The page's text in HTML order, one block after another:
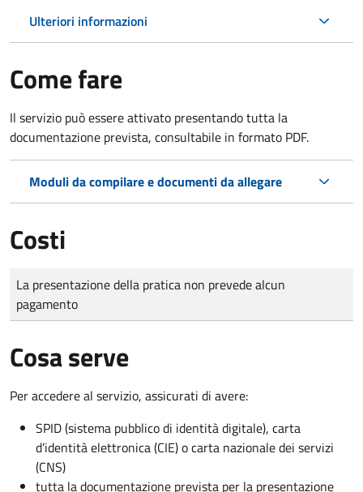
Ulteriori informazioni
Come fare
Il servizio può essere attivato presentando tutta la
documentazione prevista, consultabile in formato PDF.
Moduli da compilare e documenti da allegare
Costi
Tipo di pagamento
Importo
La presentazione della pratica non prevede alcun
pagamento
Cosa serve
Per accedere al servizio, assicurati di avere:
SPID (sistema pubblico di identità digitale), carta
d’identità elettronica (CIE) o carta nazionale dei servizi
(CNS)
tutta la documentazione prevista per la presentazione